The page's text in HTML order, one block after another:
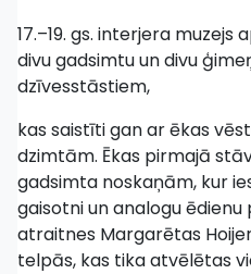
17.–19. gs. interjera
divu gadsimtu un divu
dzīvesstāstiem,
kas saistīti gan ar ēkas
dzimtām. Ēkas pirmajā
gadsimta noskaņām, kur
gaisotni un analogu
atraitnes Margarētas
telpās, kas tika atvēlētas